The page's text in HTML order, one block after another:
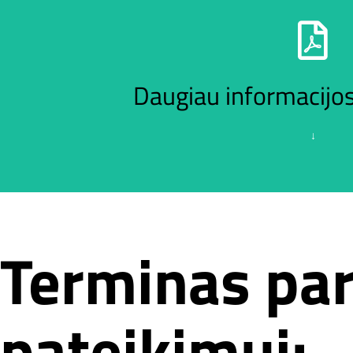
Daugiau
↓
Išsamesnis
↓
PERŽIŪRĖTI
Terminas